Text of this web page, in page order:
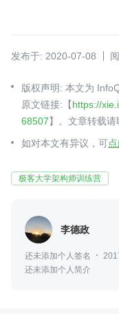
发布于: 2020-07-08
版权声明: 本文为
原文链接:【https://
68507】。文章转载请
如对本文有异议，可
极客大学架构师训练营
李德政
还未添加个人签名
还未添加个人简介